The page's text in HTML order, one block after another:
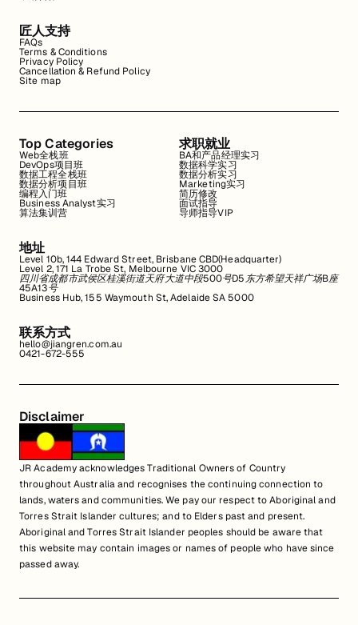
匠人支持
FAQs
Terms & Conditions
Privacy Policy
Cancellation & Refund Policy
Site map
Top Categories
Web全栈班
DevOps项目班
数据工程全栈班
数据分析项目班
编程入门班
Business Analyst实习
算法集训营
求职就业
BA和产品经理实习
数据科学实习
数据分析实习
Marketing实习
简历修改
面试指导
导师指导VIP
地址
Level 10b, 144 Edward Street, Brisbane CBD(Headquarter)
Level 2, 171 La Trobe St, Melbourne VIC 3000
四川省成都市武侯区桂溪街道天府大道中段500号D5东方希望天祥广场B座
45A13号
Business Hub, 155 Waymouth St, Adelaide SA 5000
联系方式
hello@jiangren.com.au
0421-672-555
Disclaimer
JR Academy acknowledges Traditional Owners of Country
throughout Australia and recognises the continuing connection to
lands, waters and communities. We pay our respect to Aboriginal and
Torres Strait Islander cultures; and to Elders past and present.
Aboriginal and Torres Strait Islander peoples should be aware that
this website may contain images or names of people who have since
passed away.